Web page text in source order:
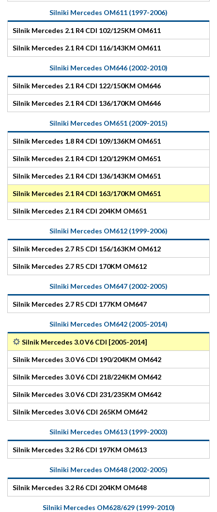
Silniki Mercedes OM611 (1997-2006)
Silnik Mercedes 2.1 R4 CDI 102/125KM OM611
Silnik Mercedes 2.1 R4 CDI 116/143KM OM611
Silniki Mercedes OM646 (2002-2010)
Silnik Mercedes 2.1 R4 CDI 122/150KM OM646
Silnik Mercedes 2.1 R4 CDI 136/170KM OM646
Silniki Mercedes OM651 (2009-2015)
Silnik Mercedes 1.8 R4 CDI 109/136KM OM651
Silnik Mercedes 2.1 R4 CDI 120/129KM OM651
Silnik Mercedes 2.1 R4 CDI 136/143KM OM651
Silnik Mercedes 2.1 R4 CDI 163/170KM OM651
Silnik Mercedes 2.1 R4 CDI 204KM OM651
Silniki Mercedes OM612 (1999-2006)
Silnik Mercedes 2.7 R5 CDI 156/163KM OM612
Silnik Mercedes 2.7 R5 CDI 170KM OM612
Silniki Mercedes OM647 (2002-2005)
Silnik Mercedes 2.7 R5 CDI 177KM OM647
Silniki Mercedes OM642 (2005-2014)
Silnik Mercedes 3.0 V6 CDI [2005-2014]
Silnik Mercedes 3.0 V6 CDI 190/204KM OM642
Silnik Mercedes 3.0 V6 CDI 218/224KM OM642
Silnik Mercedes 3.0 V6 CDI 231/235KM OM642
Silnik Mercedes 3.0 V6 CDI 265KM OM642
Silniki Mercedes OM613 (1999-2003)
Silnik Mercedes 3.2 R6 CDI 197KM OM613
Silniki Mercedes OM648 (2002-2005)
Silnik Mercedes 3.2 R6 CDI 204KM OM648
Silniki Mercedes OM628/629 (1999-2010)